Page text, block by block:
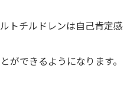
トチルドレンは自己肯定感
ができるようになります。